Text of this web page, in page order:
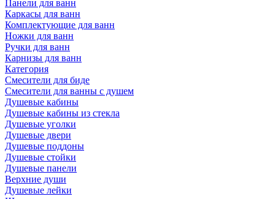
Панели для ванн
Каркасы для ванн
Комплектующие для ванн
Ножки для ванн
Ручки для ванн
Карнизы для ванн
Категория
Смесители для биде
Смесители для ванны с душем
Душевые кабины
Душевые кабины из стекла
Душевые уголки
Душевые двери
Душевые поддоны
Душевые стойки
Душевые панели
Верхние души
Душевые лейки